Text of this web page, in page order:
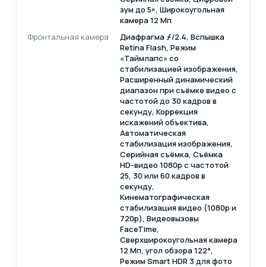
зум до 5×, Широкоугольная
камера 12 Мп
Фронтальная камера
Диафрагма ƒ/2.4, Вспышка
Retina Flash, Режим
«Таймлапс» со
стабилизацией изображения,
Расширенный динамический
диапазон при съёмке видео с
частотой до 30 кадров в
секунду, Коррекция
искажений объектива,
Автоматическая
стабилизация изображения,
Серийная съёмка, Съёмка
HD‑видео 1080p с частотой
25, 30 или 60 кадров в
секунду,
Кинематографическая
стабилизация видео (1080p и
720p), Видеовызовы
FaceTime,
Сверхширокоугольная камера
12 Мп, угол обзора 122°,
Режим Smart HDR 3 для фото